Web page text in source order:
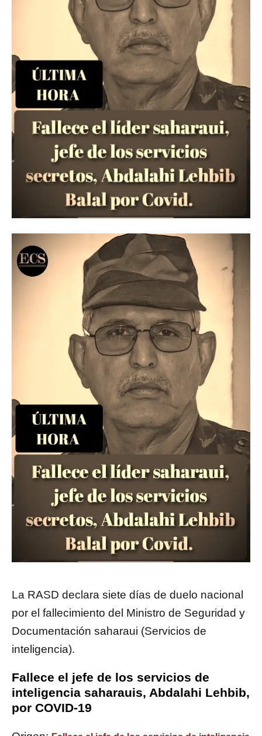
La RASD declara siete días de duelo nacional
por el fallecimiento del Ministro de Seguridad y
Documentación saharaui (Servicios de
inteligencia).
Fallece el jefe de los servicios de
inteligencia saharauis, Abdalahi Lehbib,
por COVID-19